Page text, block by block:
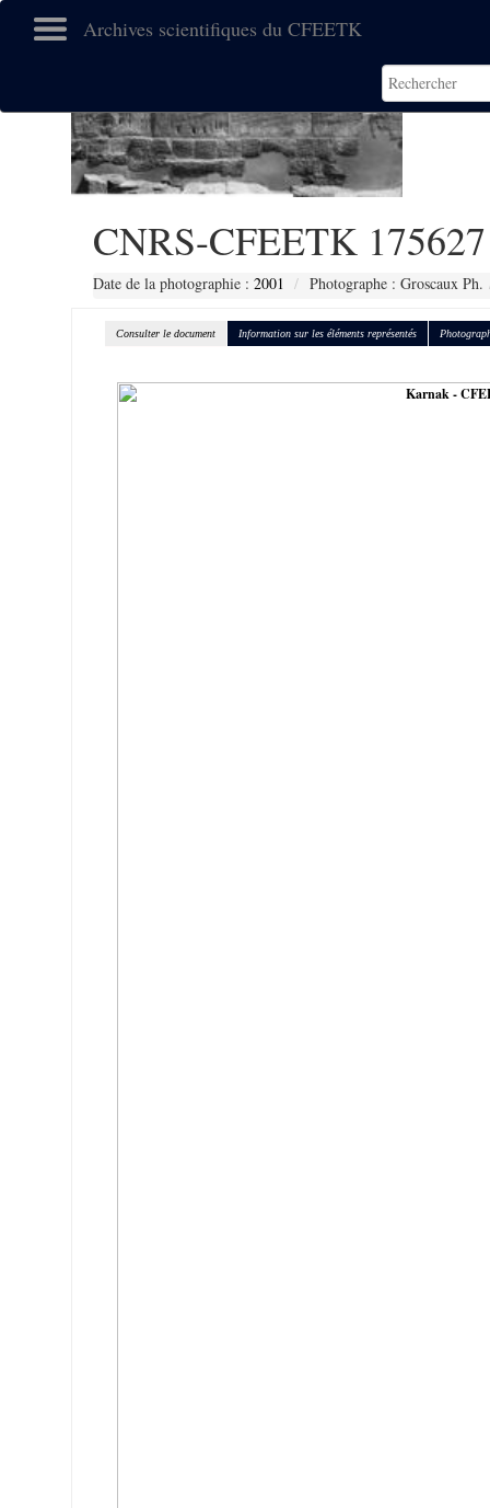
Archives scientifiques du CFEETK
CNRS-CFEETK 175627
Date de la photographie : 2001 Photographe : Groscaux Ph.
Consulter le document Information sur les éléments représentés